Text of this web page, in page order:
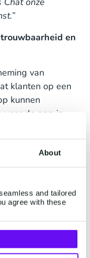
About
and tailored
agree with these
en
van
klanten op een
kunnen
voor de app in
betere
een hogere
verhoogt.
via RCS
Heart gebruikt
zijn fans te
fans in Duitsland
nieuwste track te